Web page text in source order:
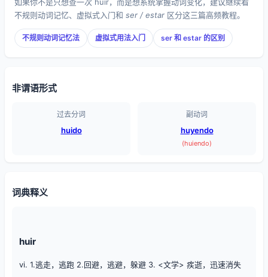
如果你不是只想查一次 huir，而是想系统掌握动词变化，建议继续看
不规则动词记忆、虚拟式入门和 ser / estar 区分这三篇高频教程。
不规则动词记忆法 虚拟式用法入门 ser 和 estar 的区别
非谓语形式
过去分词
huido
副动词
huyendo
(huiendo)
词典释义
huir
vi. 1.逃走，逃跑 2.回避，逃避，躲避 3. <文学> 疾逝，迅速消失